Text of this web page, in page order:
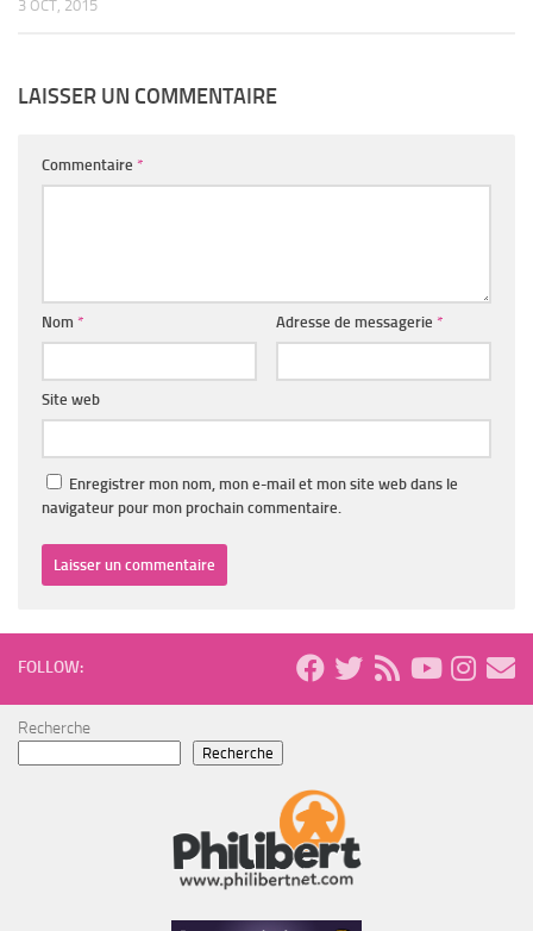
3 OCT, 2015
LAISSER UN COMMENTAIRE
Commentaire *
Nom * Adresse de messagerie *
Site web
Enregistrer mon nom, mon e-mail et mon site web dans le
navigateur pour mon prochain commentaire.
FOLLOW:
Recherche
Recherche